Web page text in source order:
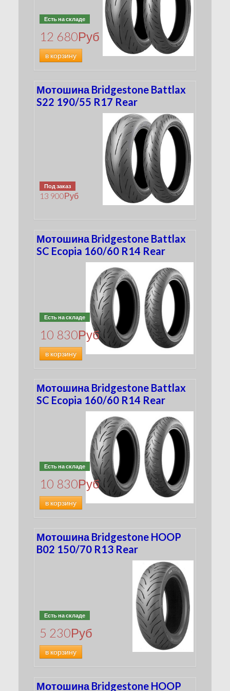
Есть на складе
12 680Руб
в корзину
Мотошина Bridgestone Battlax
S22 190/55 R17 Rear
Под заказ
13 900Руб
Мотошина Bridgestone Battlax
SC Ecopia 160/60 R14 Rear
Есть на складе
10 830Руб
в корзину
Мотошина Bridgestone Battlax
SC Ecopia 160/60 R14 Rear
Есть на складе
10 830Руб
в корзину
Мотошина Bridgestone HOOP
B02 150/70 R13 Rear
Есть на складе
5 230Руб
в корзину
Мотошина Bridgestone HOOP